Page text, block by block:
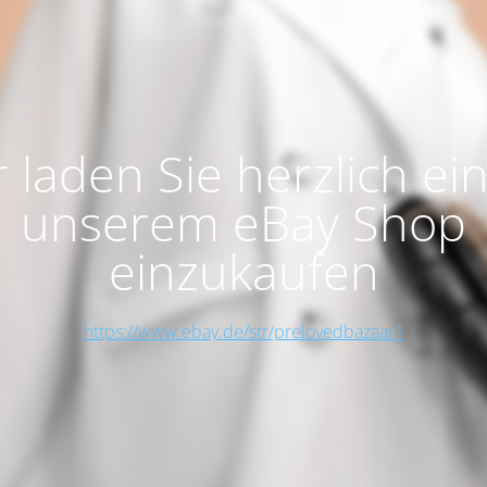
laden Sie herzlich
unserem eBay Shop
einzukaufen
https://www.ebay.de/str/prelovedbazaar1